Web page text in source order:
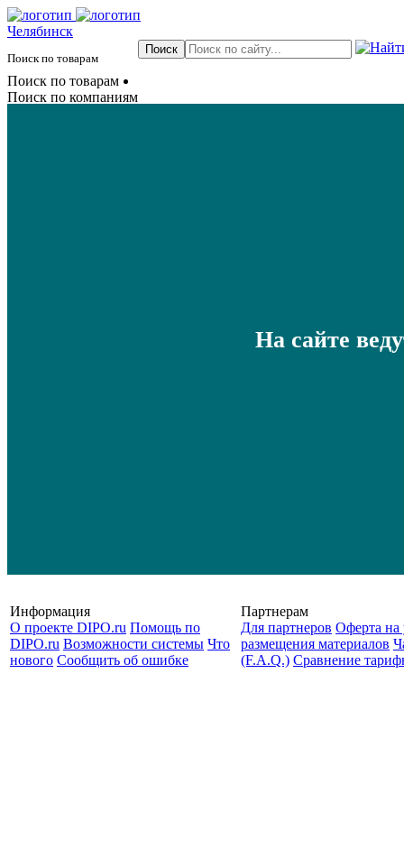
Челябинск
Поиск по товарам
Поиск по товарам
Поиск по компаниям
На сайте
Информация
О проекте DIPO.ru Помощь по
DIPO.ru Возможности системы Что
нового Сообщить об ошибке
Партнерам
Для партнеров Оферта на
размещения материалов
(F.A.Q.) Cравнение